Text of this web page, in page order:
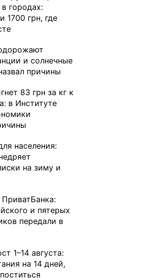
городах:
1700 грн, где
и солнечные
причины
83 грн за кг к
в Институте
населения:
на зиму и
и пятерых
передали в
1–14 августа:
на 14 дней,